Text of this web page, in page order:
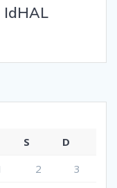
IdHAL
S
D
2
3